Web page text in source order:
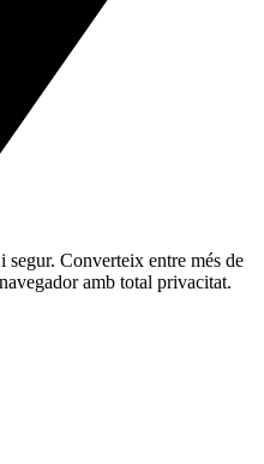
Converteix entre més de
amb total privacitat.